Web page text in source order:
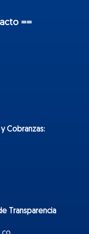
==
Cobranzas:
Transparencia